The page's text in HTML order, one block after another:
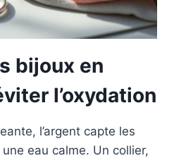
bijoux en
l’oxydation
l’argent capte les
eau calme. Un collier,